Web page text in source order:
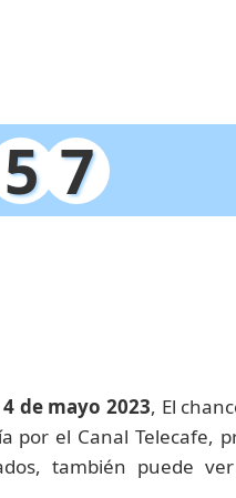
5 7
de mayo 2023, El
por el Canal Telecafe,
también puede